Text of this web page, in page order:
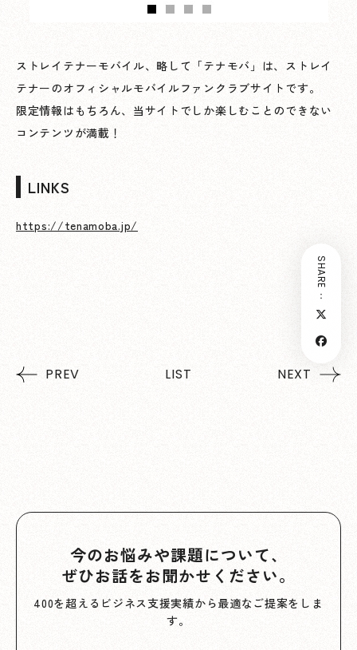
SHARE：
ストレイテナーモバイル、略して「テナモバ」は、ストレイ
テナーのオフィシャルモバイルファンクラブサイトです。
限定情報はもちろん、当サイトでしか楽しむことのできない
コンテンツが満載！
LINKS
https://tenamoba.jp/
PREV LIST NEXT
今のお悩みや課題について、
ぜひお話をお聞かせください。
400を超えるビジネス支援実績から最適なご提案をしま
す。